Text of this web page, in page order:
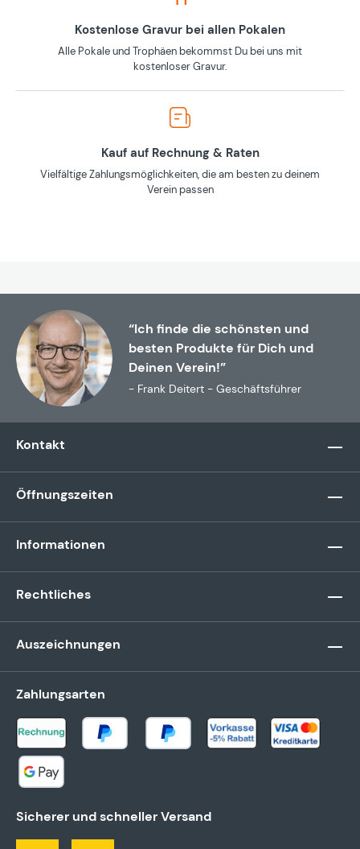
Kostenlose Gravur bei allen Pokalen
Alle Pokale und Trophäen bekommst Du bei uns mit
kostenloser Gravur.
Kauf auf Rechnung & Raten
Vielfältige Zahlungsmöglichkeiten, die am besten zu deinem
Verein passen
“Ich finde die schönsten und
besten Produkte für Dich und
Deinen Verein!”
- Frank Deitert - Geschäftsführer
Kontakt
Öffnungszeiten
Informationen
Rechtliches
Auszeichnungen
Zahlungsarten
Sicherer und schneller Versand